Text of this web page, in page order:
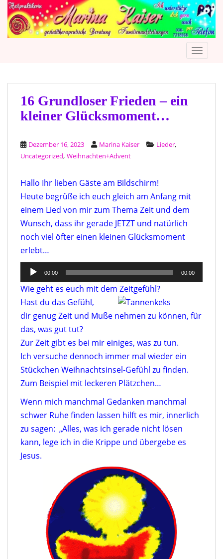
16 Grundloser Frieden – ein
kleiner Glücksmoment…
Dezember 16, 2023 Marina Kaiser Lieder,
Uncategorized, Weihnachten+Advent
Hallo Ihr lieben Gäste am Bildschirm!
Heute begrüße ich euch gleich am Anfang mit
einem Lied von mir zum Thema Zeit und dem
Wunsch, dass ihr gerade JETZT und natürlich
noch viel öfter einen kleinen Glücksmoment
erlebt…
Audio-
Player
00:00 00:00
Wie geht es euch mit dem Zeitgefühl?
Hast du das Gefühl,
dir genug Zeit und Muße nehmen zu können, für
das, was gut tut?
Zur Zeit gibt es bei mir einiges, was zu tun.
Ich versuche dennoch immer mal wieder ein
Stückchen Weihnachtsinsel-Gefühl zu finden.
Zum Beispiel mit leckeren Plätzchen…
Wenn mich manchmal Gedanken manchmal
schwer Ruhe finden lassen hilft es mir, innerlich
zu sagen: „Alles, was ich gerade nicht lösen
kann, lege ich in die Krippe und übergebe es
Jesus.